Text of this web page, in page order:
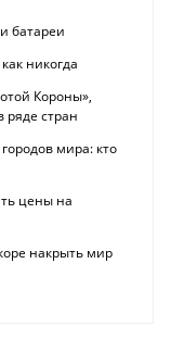
батареи
никогда
Короны»,
стран
мира: кто
цены на
накрыть мир